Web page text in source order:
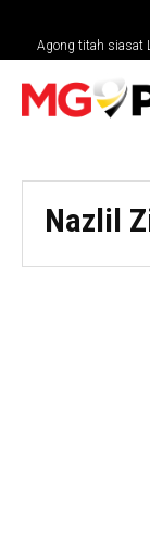
Agong titah siasat
Nazlil